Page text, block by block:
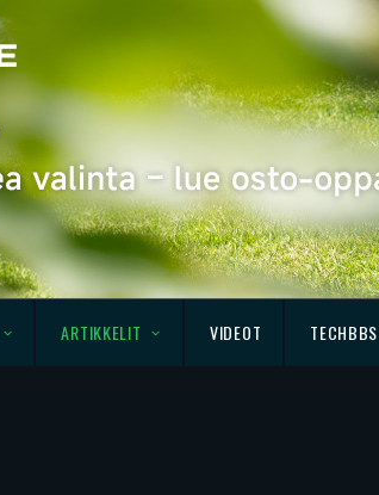
ARTIKKELIT VIDEOT TECHBBS